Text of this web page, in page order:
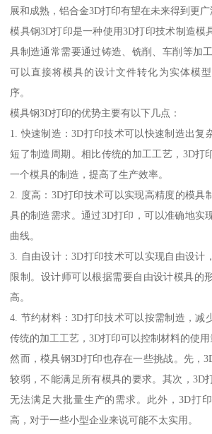
展和成熟，铝合金3D打印有望在未来得到更广
模具钢3D打印是一种使用3D打印技术制造模
具制造通常需要通过铸造、铣削、车削等加
可以直接将模具的设计文件转化为实体模
序。
模具钢3D打印的优势主要有以下几点：
1. 快速制造：3D打印技术可以快速制造出复
短了制造周期。相比传统的加工工艺，3D打
一个模具的制造，提高了生产效率。
2. 度高：3D打印技术可以实现高精度的模具
具的制造需求。通过3D打印，可以准确地实
曲线。
3. 自由设计：3D打印技术可以实现自由设计
限制。设计师可以根据需要自由设计模具的
高。
4. 节约材料：3D打印技术可以按需制造，减
传统的加工工艺，3D打印可以控制材料的使用
然而，模具钢3D打印也存在一些挑战。先，
较弱，不能满足所有模具的要求。其次，3D
无法满足大批量生产的需求。此外，3D打
高，对于一些小型企业来说可能不太实用。